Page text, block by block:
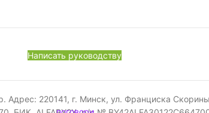
Написать руководству
220141, г. Минск, ул. Франциска